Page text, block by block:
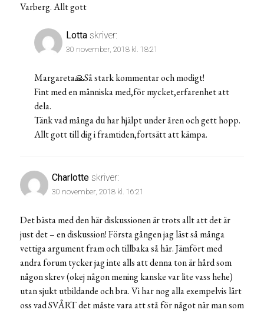
Varberg. Allt gott
Lotta skriver:
30 november, 2018 kl. 18:21
Margareta🙏Så stark kommentar och modigt!
Fint med en människa med,för mycket,erfarenhet att
dela.
Tänk vad många du har hjälpt under åren och gett hopp.
Allt gott till dig i framtiden,fortsätt att kämpa.
Charlotte skriver:
30 november, 2018 kl. 16:21
Det bästa med den här diskussionen är trots allt att det är
just det – en diskussion! Första gången jag läst så många
vettiga argument fram och tillbaka så här. Jämfört med
andra forum tycker jag inte alls att denna ton är hård som
någon skrev (okej någon mening kanske var lite vass hehe)
utan sjukt utbildande och bra. Vi har nog alla exempelvis lärt
oss vad SVÅRT det måste vara att stå för något när man som